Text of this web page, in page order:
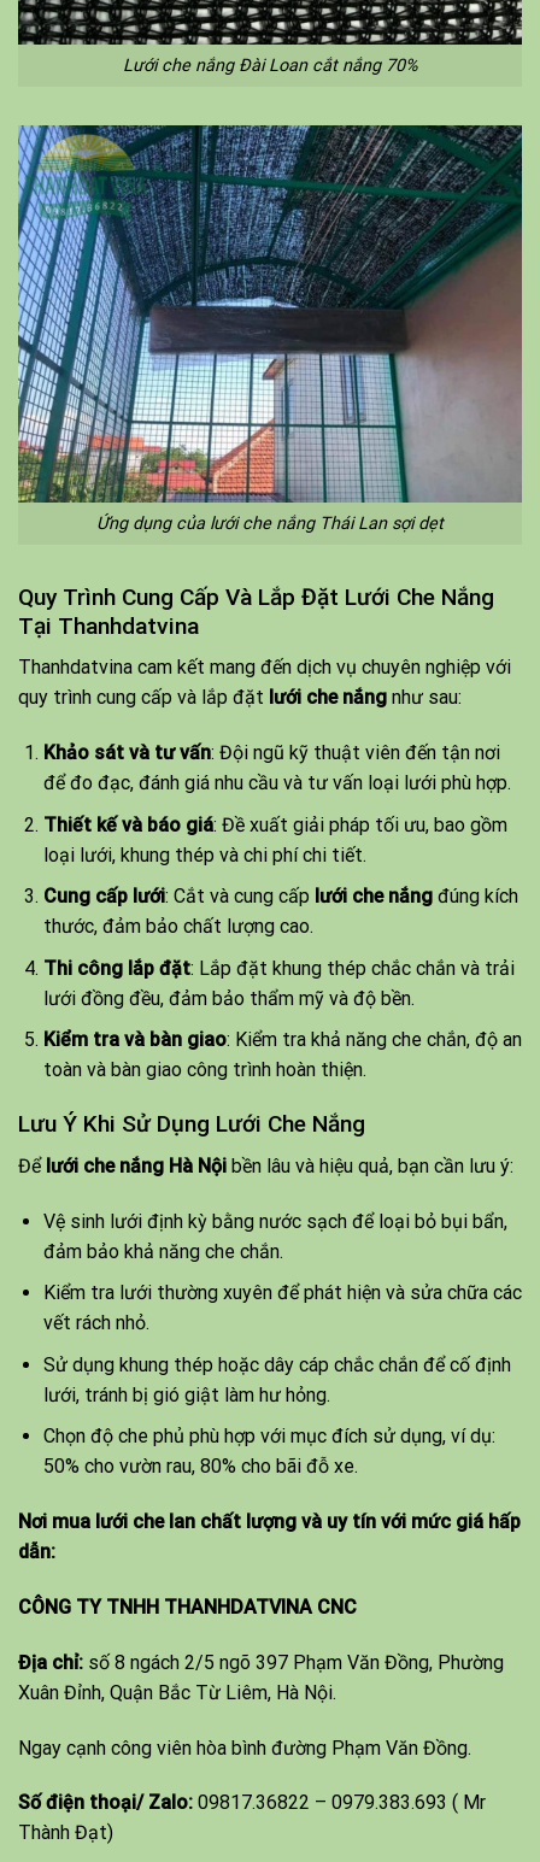
Lưới che nắng Đài Loan cắt nắng 70%
Ứng dụng của lưới che nắng Thái Lan sợi dẹt
Quy Trình Cung Cấp Và Lắp Đặt Lưới Che Nắng
Tại Thanhdatvina
Thanhdatvina cam kết mang đến dịch vụ chuyên nghiệp với
quy trình cung cấp và lắp đặt lưới che nắng như sau:
Khảo sát và tư vấn: Đội ngũ kỹ thuật viên đến tận nơi
để đo đạc, đánh giá nhu cầu và tư vấn loại lưới phù hợp.
Thiết kế và báo giá: Đề xuất giải pháp tối ưu, bao gồm
loại lưới, khung thép và chi phí chi tiết.
Cung cấp lưới: Cắt và cung cấp lưới che nắngđúng kích
thước, đảm bảo chất lượng cao.
Thi công lắp đặt: Lắp đặt khung thép chắc chắn và trải
lưới đồng đều, đảm bảo thẩm mỹ và độ bền.
Kiểm tra và bàn giao: Kiểm tra khả năng che chắn, độ an
toàn và bàn giao công trình hoàn thiện.
Lưu Ý Khi Sử Dụng Lưới Che Nắng
Để lưới che nắng Hà Nội bền lâu và hiệu quả, bạn cần lưu ý:
Vệ sinh lưới định kỳ bằng nước sạch để loại bỏ bụi bẩn,
đảm bảo khả năng che chắn.
Kiểm tra lưới thường xuyên để phát hiện và sửa chữa các
vết rách nhỏ.
Sử dụng khung thép hoặc dây cáp chắc chắn để cố định
lưới, tránh bị gió giật làm hư hỏng.
Chọn độ che phủ phù hợp với mục đích sử dụng, ví dụ:
50% cho vườn rau, 80% cho bãi đỗ xe.
Nơi mua lưới che lan chất lượng và uy tín với mức giá hấp
dẫn:
CÔNG TY TNHH THANHDATVINA CNC
Địa chỉ: số 8 ngách 2/5 ngõ 397 Phạm Văn Đồng, Phường
Xuân Đỉnh, Quận Bắc Từ Liêm, Hà Nội.
Ngay cạnh công viên hòa bình đường Phạm Văn Đồng.
Số điện thoại/ Zalo: 09817.36822 – 0979.383.693 ( Mr
Thành Đạt)